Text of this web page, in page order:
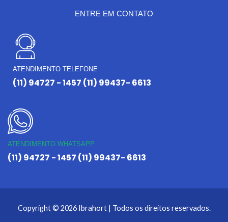
ENTRE EM CONTATO
ATENDIMENTO TELEFONE
(11) 94727 - 1457 (11) 99437- 6613
ATENDIMENTO WHATSAPP
(11) 94727 - 1457 (11) 99437- 6613
Copyright © 2026 Ibrahort | Todos os direitos reservados.